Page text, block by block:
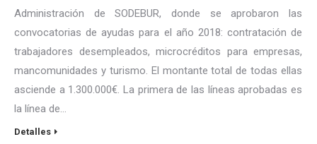
Administración de SODEBUR, donde se aprobaron las
convocatorias de ayudas para el año 2018: contratación de
trabajadores desempleados, microcréditos para empresas,
mancomunidades y turismo. El montante total de todas ellas
asciende a 1.300.000€. La primera de las líneas aprobadas es
la línea de…
Detalles